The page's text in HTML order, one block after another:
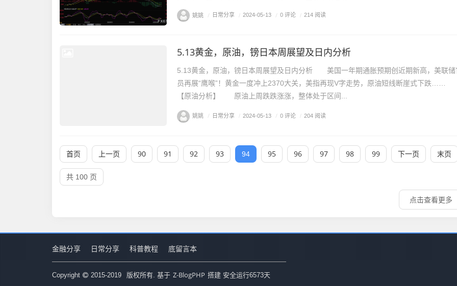
姚姚 / 日常分享 / 2024-05-13 / 0 评论 / 214 阅读
5.13黄金，原油，镑日本周展望及日内分析
5.13黄金，原油，镑日本周展望及日内分析 美国一年期通胀预期创近期新高，美联储
员再展“鹰喉”！黄金一度冲上2370大关，美指再现V字走势，原油短线断崖式下跌
【原油分析】 原油上周跌跌涨涨，整体处于区间...
姚姚 / 日常分享 / 2024-05-13 / 0 评论 / 204 阅读
首页 上一页 90 91 92 93 94 95 96 97 98 99 下一页 末页
共 100 页
点击查看更多
金融分享 日常分享 科普教程 底留言本
Copyright 2015-2019 版权所有. 基于 Z-BlogPHP 搭建 安全运行6573天